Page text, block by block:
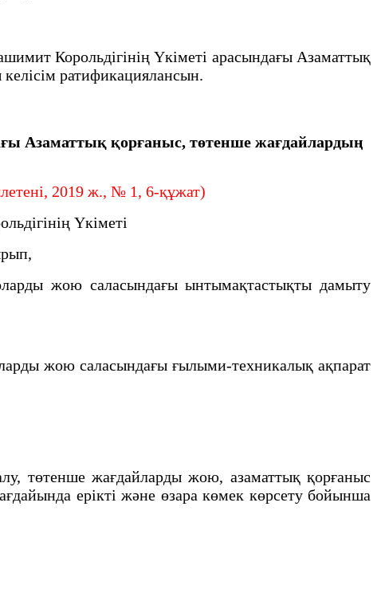
Корольдігінің Үкіметі арасындағы Азаматтық
ратификациялансын.
Азаматтық қорғаныс, төтенше жағдайлардың
2019 ж., № 1, 6-құжат)
Үкіметі
жою саласындағы ынтымақтастықты дамыту
жою саласындағы ғылыми-техникалық ақпарат
төтенше жағдайларды жою, азаматтық қорғаныс
ерікті және өзара көмек көрсету бойынша